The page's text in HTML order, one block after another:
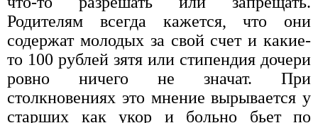
Родителям всегда кажется, что они
содержат молодых за свой счет и какие-
то 100 рублей зятя или стипендия дочери
ровно ничего не значат. При
столкновениях это мнение вырывается у
старших как укор и больно бьет по